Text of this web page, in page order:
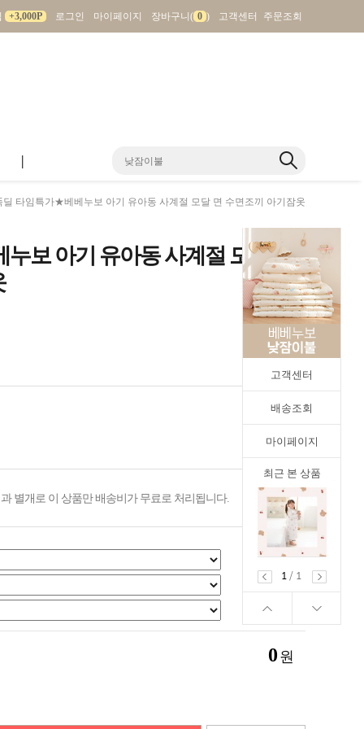
+3,000P 로그인 마이페이지 장바구니( 0 ) 고객센터 주문조회
|
고객센터
배송조회
마이페이지
최근 본 상품
1
/ 1
타임특가★베베누보 아기 유아동 사계절 모달 면 수면조끼 아기잠옷
보 아기 유아동 사계절 모
별개로 이 상품만 배송비가 무료로 처리됩니다.
0 원